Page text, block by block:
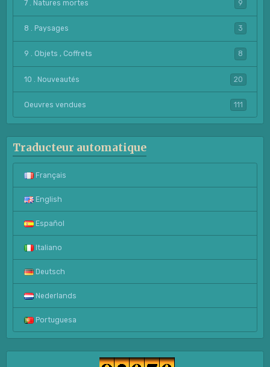
7 . Natures mortes 9
8 . Paysages 3
9 . Objets , Coffrets 8
10 . Nouveautés 20
Oeuvres vendues 111
Traducteur automatique
Français
English
Español
Italiano
Deutsch
Nederlands
Portuguesa